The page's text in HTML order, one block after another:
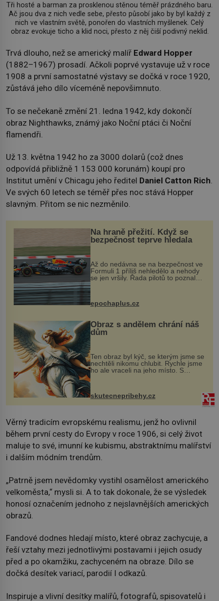
Tři hosté a barman za prosklenou stěnou téměř prázdného baru.
Ač jsou dva z nich vedle sebe, přesto působí jako by byl každý z
nich ve vlastním světě, ponořen do vlastních myšlenek. Celý
obraz evokuje ticho a klid noci, přesto z něj čiší podivný neklid.
Trvá dlouho, než se americký malíř Edward Hopper
(1882–1967) prosadí. Ačkoli poprvé vystavuje už v roce
1908 a první samostatné výstavy se dočká v roce 1920,
zůstává jeho dílo víceméně nepovšimnuto.
To se nečekaně změní 21. ledna 1942, kdy dokončí
obraz Nighthawks, známý jako Noční ptáci či Noční
flamendři.
Už 13. května 1942 ho za 3000 dolarů (což dnes
odpovídá přibližně 1 153 000 korunám) koupí pro
Institut umění v Chicagu jeho ředitel Daniel Catton Rich.
Ve svých 60 letech se téměř přes noc stává Hopper
slavným. Přitom se nic nezměnilo.
Na hraně přežití. Když se
bezpečnost teprve hledala
Až do nedávna se na bezpečnost ve
Formuli 1 příliš nehledělo a nehody
se jen vršily. Řada pilotů to poznala
na vlastní kůži, často s trvalými
následky nebo bohužel i ztrátou
života. Dnes nepochopiteln...
epochaplus.cz
Obraz s andělem chrání náš
dům
Ten obraz byl kýč, se kterým jsme se
nechtěli nikomu chlubit. Rychle jsme
ho ale vraceli na jeho místo. S
manželem Vaškem jsme si pořídili
chaloupku, takový domek na severu
Čech, kde jsme si naplánova...
skutecnepribehy.cz
Věrný tradicím evropskému realismu, jenž ho ovlivnil
během první cesty do Evropy v roce 1906, si celý život
maluje to své, imunní ke kubismu, abstraktnímu malířství
i dalším módním trendům.
„Patrně jsem nevědomky vystihl osamělost amerického
velkoměsta,“ mysli si. A to tak dokonale, že se výsledek
honosí označením jednoho z nejslavnějších amerických
obrazů.
Fandové dodnes hledají místo, které obraz zachycuje, a
řeší vztahy mezi jednotlivými postavami i jejich osudy
před a po okamžiku, zachyceném na obraze. Dílo se
dočká desítek variací, parodií I odkazů.
Inspiruje a vlivní desítky malířů, fotografů, spisovatelů i